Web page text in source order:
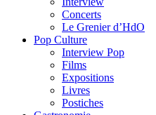
Concerts
Le Grenier d’HdO
Pop Culture
Interview Pop
Films
Expositions
Livres
Postiches